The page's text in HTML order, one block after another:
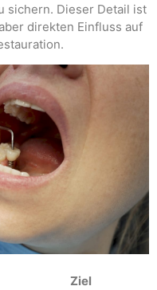
sichern. Dieser Detail ist
direkten Einfluss auf
Ziel